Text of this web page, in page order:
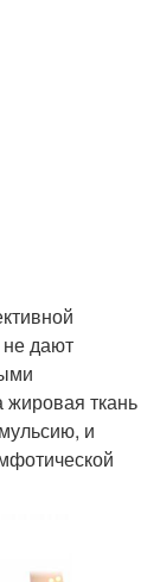
не дают
ткань
и